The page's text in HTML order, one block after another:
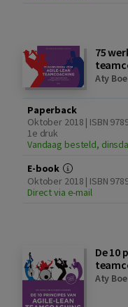
75
Aty
Paperback
Oktober 2018 | ISBN
1e druk
Vandaag besteld,
E-book
Oktober 2018 | ISBN
Direct via e-mail
De 10
Aty